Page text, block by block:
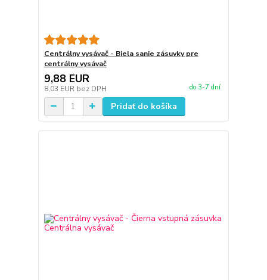
Centrálny vysávač - Biela sanie zásuvky pre
centrálny vysávač
9,88 EUR
8,03 EUR bez DPH do 3-7 dní
Pridať do košíka